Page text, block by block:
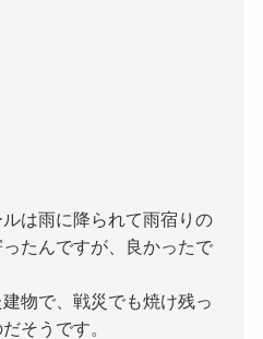
は雨に降られて雨宿りの
たんですが、良かったで
物で、戦災でも焼け残っ
そうです。